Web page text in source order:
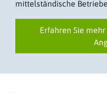
mittelständische
Erfahren Sie